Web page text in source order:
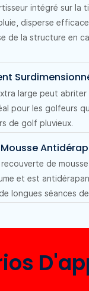
intégré sur la
disperse
de la structure en
large peut abriter
pour les golfeurs
de golf pluvieux.
Mousse
recouverte de
et est
longues séances